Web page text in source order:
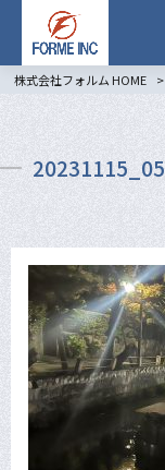
株式会社フォルム HOME >
20231115_05